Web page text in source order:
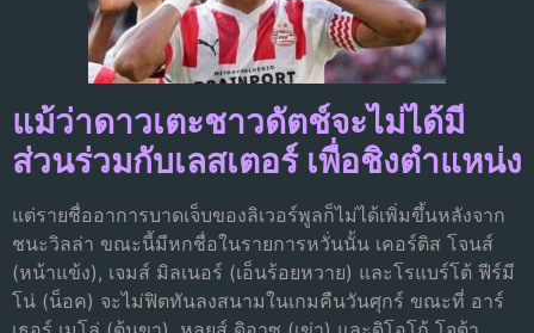
แม้ว่าดาวเตะชาวดัตช์จะไม่ได้มี
ส่วนร่วมกับเลสเตอร์ เพื่อชิงตําแหน่ง
แต่รายชื่ออาการบาดเจ็บของลิเวอร์พูลก็ไม่ได้เพิ่มขึ้นหลังจาก
ชนะวิลล่า ขณะนี้มีหกชื่อในรายการหวั่นนั้น เคอร์ติส โจนส์
(หน้าแข้ง), เจมส์ มิลเนอร์ (เอ็นร้อยหวาย) และโรแบร์โต้ ฟีร์มี
โน่ (น็อค) จะไม่ฟิตทันลงสนามในเกมคืนวันศุกร์ ขณะที่ อาร์